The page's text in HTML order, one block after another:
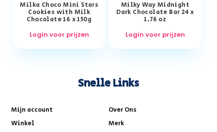
Milka Choco Mini Stars
Cookies with Milk
Chocolate 16 x 150g
Login voor prijzen
Milky Way Midnight
Dark Chocolate Bar 24 x
1.76 oz
Login voor prijzen
Snelle Links
Mijn account
Over Ons
Winkel
Merk